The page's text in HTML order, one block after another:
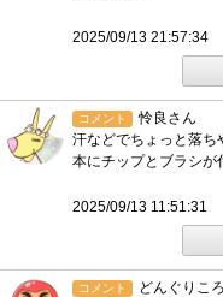
2025/09/13 21:57:34
コメント
怜良さん
汗などでちょっと落ち
本にチップとブラシが
2025/09/13 11:51:31
コメント
どんぐりこ